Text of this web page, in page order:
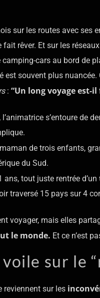
sur les routes avec ses
fait rêver. Et sur les
cars au bord de
est souvent plus
: “Un long voyage est-
l’animatrice s’entoure de
de trois enfants,
du Sud.
ans, tout juste rentrée d’un
traversé 15 pays sur 4
voyager, mais elles
le monde. Et ce n’est
sur le
reviennent sur les